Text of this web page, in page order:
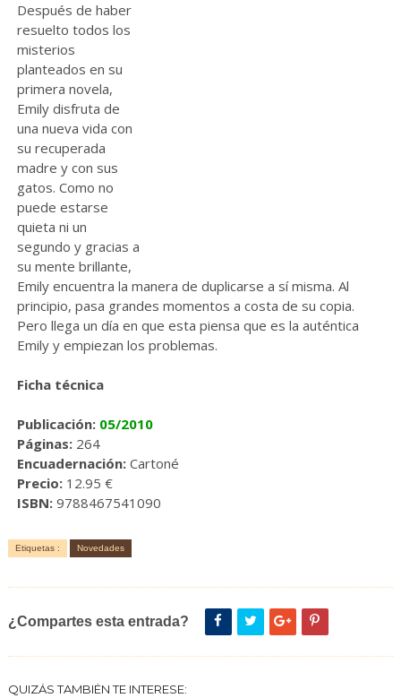
Después de haber
resuelto todos los
misterios
planteados en su
primera novela,
Emily disfruta de
una nueva vida con
su recuperada
madre y con sus
gatos. Como no
puede estarse
quieta ni un
segundo y gracias a
su mente brillante,
Emily encuentra la manera de duplicarse a sí misma. Al
principio, pasa grandes momentos a costa de su copia.
Pero llega un día en que esta piensa que es la auténtica
Emily y empiezan los problemas.
Ficha técnica
Publicación: 05/2010
Páginas:264
Encuadernación:Cartoné
Precio:12.95 €
ISBN:9788467541090
Etiquetas : Novedades
¿Compartes esta entrada?
QUIZÁS TAMBIÉN TE INTERESE: